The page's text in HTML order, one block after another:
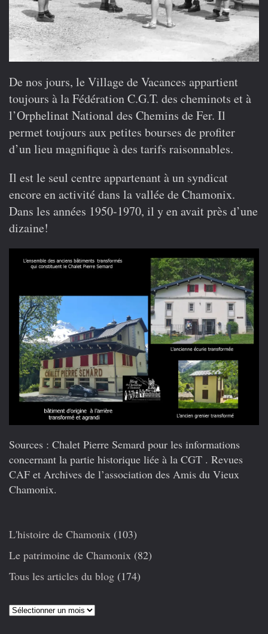
De nos jours, le Village de Vacances appartient
toujours à la Fédération C.G.T. des cheminots et à
l’Orphelinat National des Chemins de Fer. Il
permet toujours aux petites bourses de profiter
d’un lieu magnifique à des tarifs raisonnables.
Il est le seul centre appartenant à un syndicat
encore en activité dans la vallée de Chamonix.
Dans les années 1950-1970, il y en avait près d’une
dizaine!
Sources : Chalet Pierre Semard pour les informations
concernant la partie historique liée à la CGT . Revues
CAF et Archives de l’association des Amis du Vieux
Chamonix.
L'histoire de Chamonix (103)
Le patrimoine de Chamonix (82)
Tous les articles du blog (174)
Articles